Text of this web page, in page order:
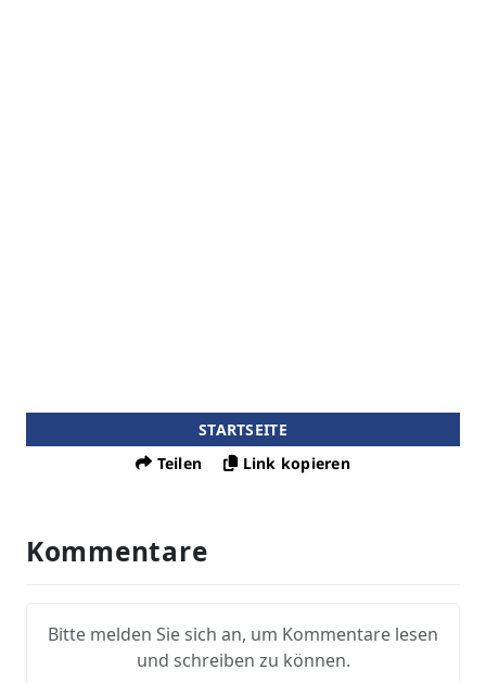
STARTSEITE
Teilen
Link kopieren
Kommentare
Bitte melden Sie sich an, um Kommentare lesen
und schreiben zu können.